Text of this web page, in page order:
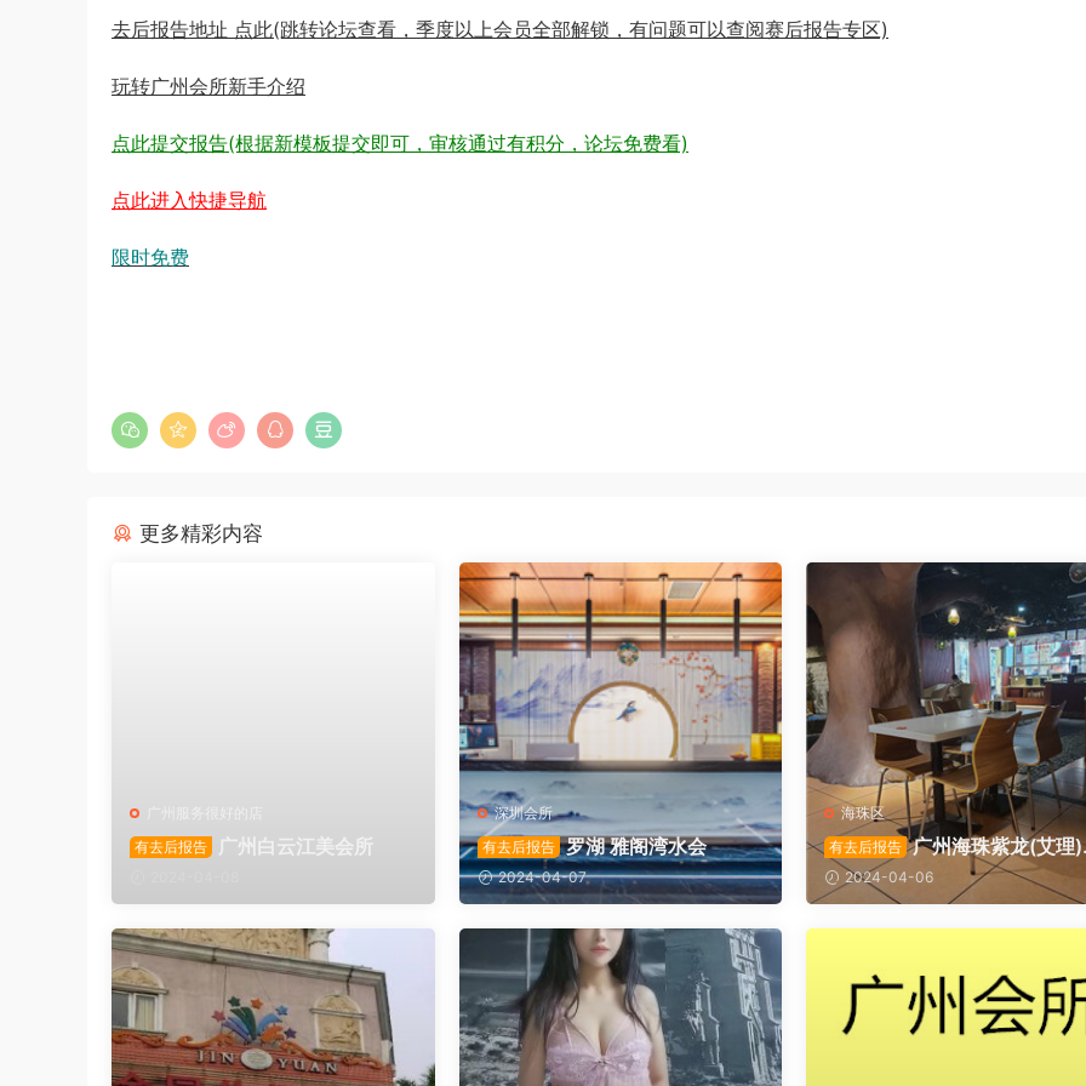
去后报告地址 点此(跳转论坛查看，季度以上会员全部解锁，有问题可以查阅赛后报告专区)
玩转广州会所新手介绍
点此提交报告(根据新模板提交即可，审核通过有积分，论坛免费看)
点此进入快捷导航
限时免费
更多精彩内容
有去后报告
广州白云江美会所
深圳会所
有去后报告 罗湖 雅阁湾水会
2024-04-07
海珠区
有去后报告
广州海珠紫龙(艾理
所2024-04-06